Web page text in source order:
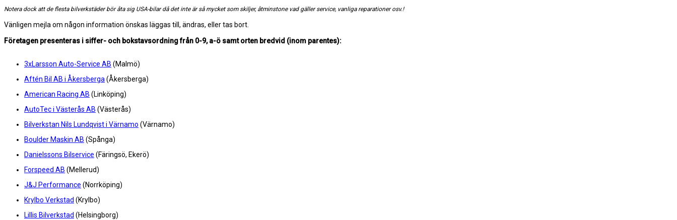
Notera dock att de flesta bilverkstäder bör åta sig USA-bilar då det inte är så mycket som skiljer, åtminstone vad gäller service, vanliga reparationer osv.!
Vänligen mejla om någon information önskas läggas till, ändras, eller tas bort.
Företagen presenteras i siffer- och bokstavsordning från 0-9, a-ö samt orten bredvid (inom parentes):
3xLarsson Auto-Service AB (Malmö)
Aftén Bil AB i Åkersberga(Åkersberga)
American Racing AB (Linköping)
AutoTec i Västerås AB (Västerås)
Bilverkstan Nils Lundqvist i Värnamo (Värnamo)
Boulder Maskin AB (Spånga)
Danielssons Bilservice (Färingsö, Ekerö)
Forspeed AB (Mellerud)
J&J Performance (Norrköping)
Krylbo Verkstad (Krylbo)
Lillis Bilverkstad (Helsingborg)